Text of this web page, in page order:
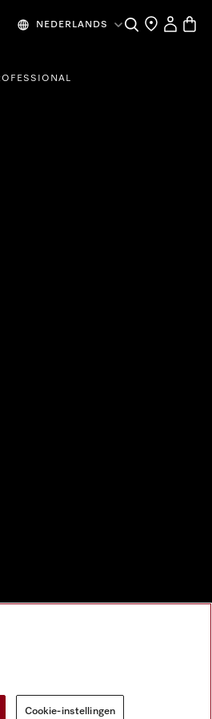
NEDERLANDS Wat zoek je?
Dealer zoeken
Mijn
Cookie-instellingen